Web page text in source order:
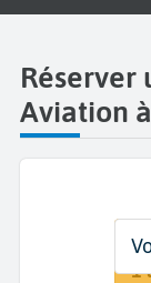
Réserver
Aviation
1